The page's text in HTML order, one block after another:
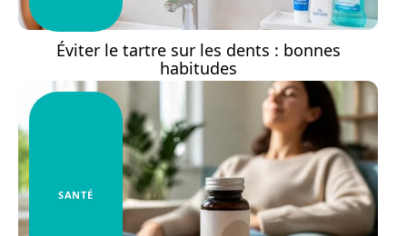
Éviter le tartre sur les dents : bonnes
habitudes
SANTÉ